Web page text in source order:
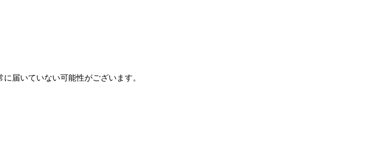
届いていない可能性がございます。